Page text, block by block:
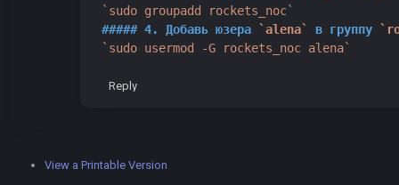
`sudo groupadd rockets_noc`
##### 4. Добавь юзера
`alena` в группу
`sudo usermod -G rockets_noc alena`
Reply
View a Printable Version